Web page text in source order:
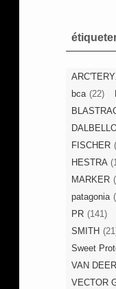
bca (22)
FISCHER
HESTRA
MARKER
patagonia
PR (141)
SMITH
Sweet
VAN
VECTOR